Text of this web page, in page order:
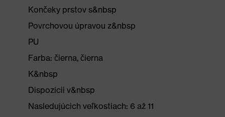
Končeky prstov s&nbsp
Povrchovou úpravou z&nbsp
PU
Farba: čierna, čierna
K&nbsp
Dispozícii v&nbsp
Nasledujúcich veľkostiach: 6 až 11